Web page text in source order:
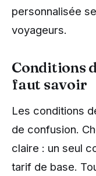
personnalisée
voyageurs.
Conditions
faut savoir
Les conditions
de confusion.
claire : un seul
tarif de base.